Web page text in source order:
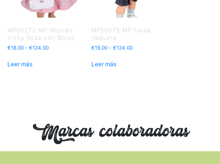
MP50272 MP Vestido
Vichy Rosa con Bolso
€18.00 - €124.00
Leer más
MP50075 MP Falda
Vaquera
€19.00 - €124.00
Leer más
Marcas colaboradoras